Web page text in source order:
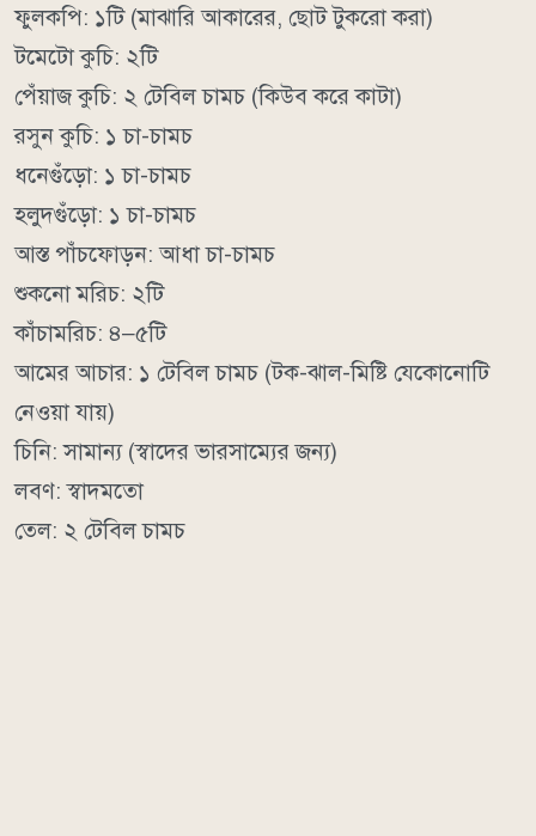
ফুলকপি: ১টি (মাঝারি আকারের, ছোট টুকরো করা)
টমেটো কুচি: ২টি
পেঁয়াজ কুচি: ২ টেবিল চামচ (কিউব করে কাটা)
রসুন কুচি: ১ চা-চামচ
ধনেগুঁড়ো: ১ চা-চামচ
হলুদগুঁড়ো: ১ চা-চামচ
আস্ত পাঁচফোড়ন: আধা চা-চামচ
শুকনো মরিচ: ২টি
কাঁচামরিচ: ৪–৫টি
আমের আচার: ১ টেবিল চামচ (টক-ঝাল-মিষ্টি যেকোনোটি
নেওয়া যায়)
চিনি: সামান্য (স্বাদের ভারসাম্যের জন্য)
লবণ: স্বাদমতো
তেল: ২ টেবিল চামচ